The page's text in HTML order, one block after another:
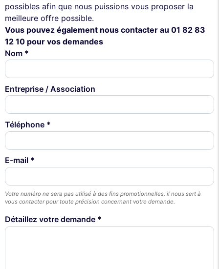
possibles afin que nous puissions vous proposer la
meilleure offre possible.
Vous pouvez également nous contacter au 01 82 83
12 10 pour vos demandes
Nom *
Entreprise / Association
Téléphone *
E-mail *
Votre numéro ne sera pas utilisé à des fins promotionnelles, il nous sert à
vous contacter pour toute précision concernant votre demande.
Détaillez votre demande *